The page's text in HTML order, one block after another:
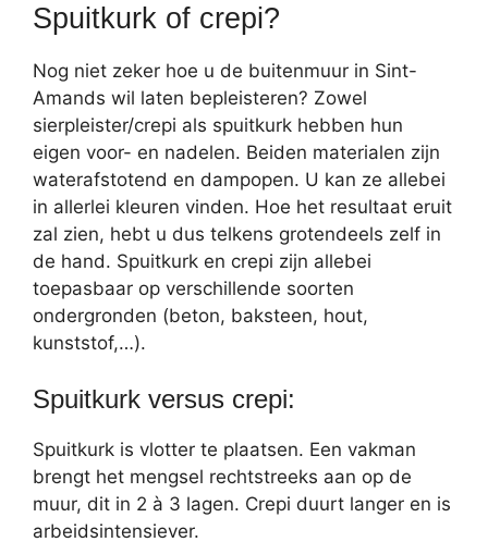
Spuitkurk of crepi?
Nog niet zeker hoe u de buitenmuur in Sint-
Amands wil laten bepleisteren? Zowel
sierpleister/crepi als spuitkurk hebben hun
eigen voor- en nadelen. Beiden materialen zijn
waterafstotend en dampopen. U kan ze allebei
in allerlei kleuren vinden. Hoe het resultaat eruit
zal zien, hebt u dus telkens grotendeels zelf in
de hand. Spuitkurk en crepi zijn allebei
toepasbaar op verschillende soorten
ondergronden (beton, baksteen, hout,
kunststof,…).
Spuitkurk versus crepi:
Spuitkurk is vlotter te plaatsen. Een vakman
brengt het mengsel rechtstreeks aan op de
muur, dit in 2 à 3 lagen. Crepi duurt langer en is
arbeidsintensiever.